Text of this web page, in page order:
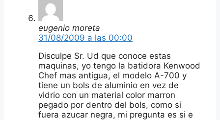
eugenio moreta
31/08/2009 a las 00:00
Disculpe Sr. Ud que conoce estas
maquinas, yo tengo la batidora Kenwood
Chef mas antigua, el modelo A-700 y
tiene un bols de aluminio en vez de
vidrio con un material color marron
pegado por dentro del bols, como si
fuera azucar negra, mi pregunta es si e